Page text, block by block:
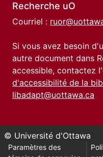
Recherche uO
Courriel :
Si vous avez besoin
autre document dans
accessible, contactez
d'accessibilité de la
libadapt@uottawa.ca
© Université d'Ottawa
Paramètres des